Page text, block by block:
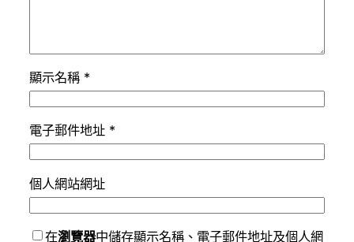
顯示名稱 *
電子郵件地址 *
個人網站網址
在瀏覽器中儲存顯示名稱、電子郵件地址及個人網